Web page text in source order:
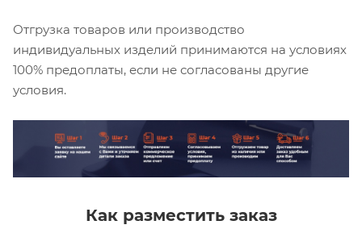
Отгрузка товаров или производство
индивидуальных изделий принимаются на условиях
100% предоплаты, если не согласованы другие
условия.
Как разместить заказ